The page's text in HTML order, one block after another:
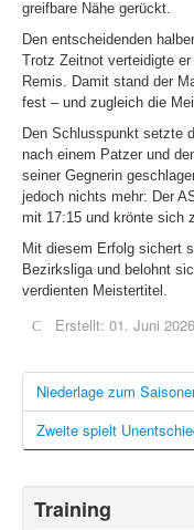
greifbare Nähe gerückt.
Den entscheidenden
Trotz Zeitnot verteidigte
Remis. Damit stand der
fest – und zugleich die
Den Schlusspunkt setzte
nach einem Patzer und
seiner Gegnerin
jedoch nichts mehr: Der
mit 17:15 und krönte sich
Mit diesem Erfolg sichert
Bezirksliga und belohnt
verdienten Meistertitel.
Erstellt: 01. Juni 2026
Niederlage zum
Zweite spielt
Training